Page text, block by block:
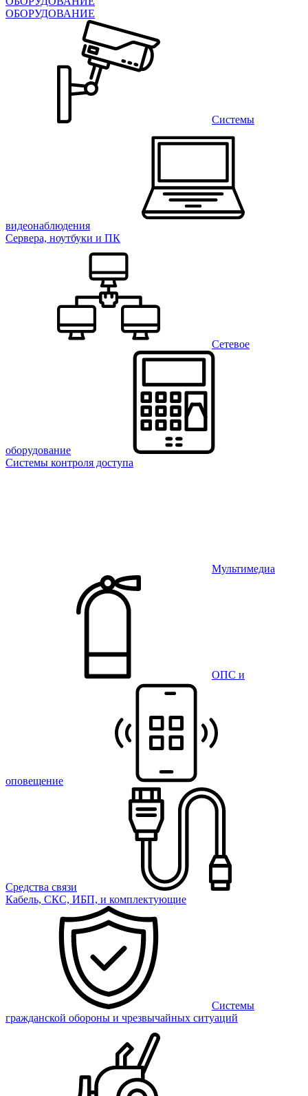
ОБОРУДОВАНИЕ
Системы
видеонаблюдения
Сервера, ноутбуки и ПК
Сетевое
оборудование
Системы контроля доступа
Мультимедиа
ОПС и
оповещение
Средства связи
Кабель, СКС, ИБП, и комплектующие
Системы
гражданской обороны и чрезвычайных ситуаций